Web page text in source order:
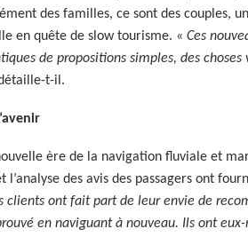
des familles, ce sont des couples,
en quête de slow tourisme. « Ces
de propositions simples, des choses
t-il.
ère de la navigation fluviale et
l’analyse des avis des passagers ont
clients ont fait part de leur envie de
en naviguant à nouveau. Ils ont